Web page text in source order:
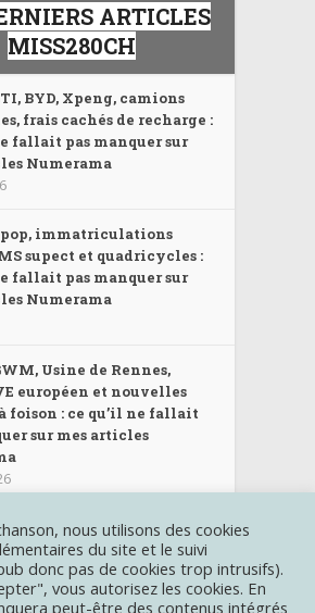
ARTICLES
MISS280CH
BYD, Xpeng, camions
frais cachés de recharge :
fallait pas manquer sur
Numerama
immatriculations
supect et quadricycles :
fallait pas manquer sur
Numerama
Usine de Rennes,
européen et nouvelles
foison : ce qu’il ne fallait
sur mes articles
Miss280ch.com| Deroutante-Sigma.fr
graphique et gestion du contenu
Raphaelle Baut
nous utilisons des cookies
du site et le suivi
donc pas de cookies trop intrusifs).
vous autorisez les cookies. En
peut-être des contenus intégrés